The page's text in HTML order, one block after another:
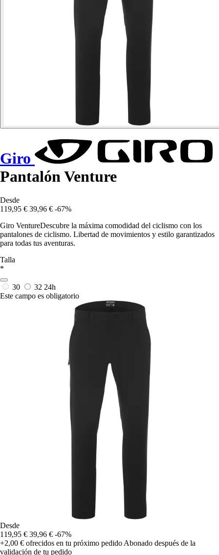
Giro
Pantalón Venture
Desde
119,95 € 39,96 € -67%
Giro VentureDescubre la máxima comodidad del ciclismo con los
pantalones de ciclismo. Libertad de movimientos y estilo garantizados
para todas tus aventuras.
Talla
*
30 32 24h
Este campo es obligatorio
Desde
119,95 € 39,96 € -67%
+2,00 € ofrecidos en tu próximo pedido Abonado después de la
validación de tu pedido